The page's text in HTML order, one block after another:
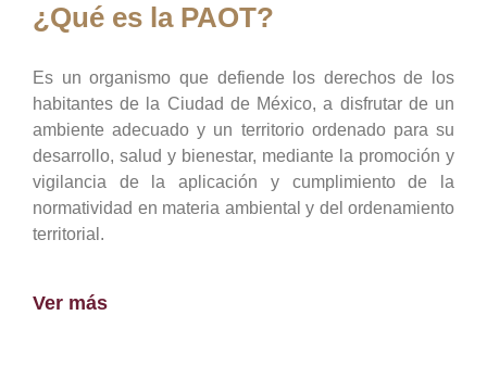
¿Qué es la PAOT?
Es un organismo que defiende los derechos de los
habitantes de la Ciudad de México, a disfrutar de un
ambiente adecuado y un territorio ordenado para su
desarrollo, salud y bienestar, mediante la promoción y
vigilancia de la aplicación y cumplimiento de la
normatividad en materia ambiental y del ordenamiento
territorial.
Ver más